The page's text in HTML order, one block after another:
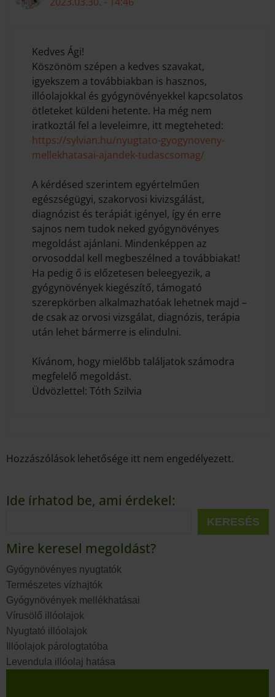
Kedves Ági!
Köszönöm szépen a kedves szavakat,
igyekszem a továbbiakban is hasznos,
illóolajokkal és gyógynövényekkel kapcsolatos
ötleteket küldeni hetente. Ha még nem
iratkoztál fel a leveleimre, itt megteheted:
https://sylvian.hu/nyugtato-gyogynoveny-
mellekhatasai-ajandek-tudascsomag/
A kérdésed szerintem egyértelműen
egészségügyi, szakorvosi kivizsgálást,
diagnózist és terápiát igényel, így én erre
sajnos nem tudok neked gyógynövényes
megoldást ajánlani. Mindenképpen az
orvosoddal kell megbeszélned a továbbiakat!
Ha pedig ő is előzetesen beleegyezik, a
gyógynövények kiegészítő, támogató
szerepkörben alkalmazhatóak lehetnek majd –
de csak az orvosi vizsgálat, diagnózis, terápia
után lehet bármerre is elindulni.
Kívánom, hogy mielőbb találjatok számodra
megfelelő megoldást.
Üdvözlettel: Tóth Szilvia
Hozzászólások lehetősége itt nem engedélyezett.
Ide írhatod be, ami érdekel:
KERESÉS
Mire keresel megoldást?
Gyógynövényes nyugtatók
Természetes vízhajtók
Gyógynövények mellékhatásai
Vírusölő illóolajok
Nyugtató illóolajok
Illóolajok párologtatóba
Levendula illóolaj hatása